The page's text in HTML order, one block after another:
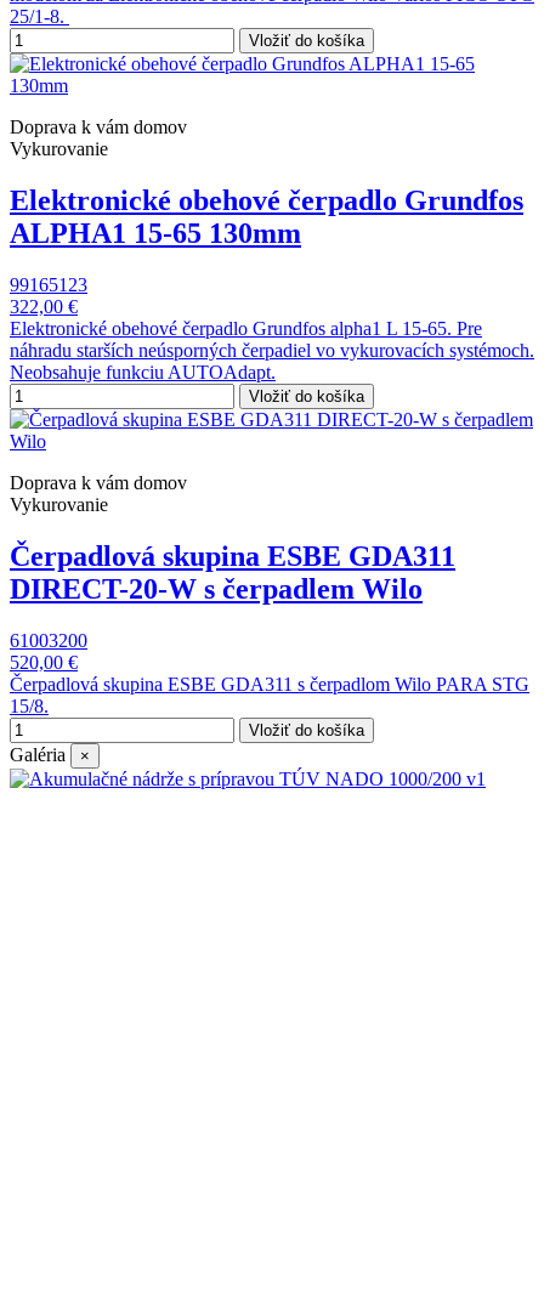
25/1-8.
Vložiť do košíka
Doprava k vám domov
Vykurovanie
Elektronické obehové čerpadlo Grundfos
ALPHA1 15-65 130mm
99165123
322,00 €
Elektronické obehové čerpadlo Grundfos alpha1 L 15-65. Pre
náhradu starších neúsporných čerpadiel vo vykurovacích systémoch.
Neobsahuje funkciu AUTOAdapt.
Vložiť do košíka
Doprava k vám domov
Vykurovanie
Čerpadlová skupina ESBE GDA311
DIRECT-20-W s čerpadlem Wilo
61003200
520,00 €
Čerpadlová skupina ESBE GDA311 s čerpadlom Wilo PARA STG
15/8.
Vložiť do košíka
Galéria ×